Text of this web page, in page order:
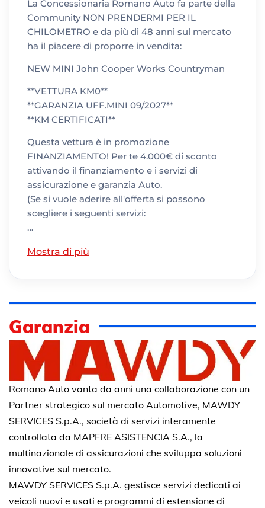
La Concessionaria Romano Auto fa parte della
Community NON PRENDERMI PER IL
CHILOMETRO e da più di 48 anni sul mercato
ha il piacere di proporre in vendita:
NEW MINI John Cooper Works Countryman
**VETTURA KM0**
**GARANZIA UFF.MINI 09/2027**
**KM CERTIFICATI**
Questa vettura è in promozione
FINANZIAMENTO! Per te 4.000€ di sconto
attivando il finanziamento e i servizi di
assicurazione e garanzia Auto.
(Se si vuole aderire all'offerta si possono
scegliere i seguenti servizi:
…
Mostra di più
Garanzia
Romano Auto vanta da anni una collaborazione con un
Partner strategico sul mercato Automotive, MAWDY
SERVICES S.p.A., società di servizi interamente
controllata da MAPFRE ASISTENCIA S.A., la
multinazionale di assicurazioni che sviluppa soluzioni
innovative sul mercato.
MAWDY SERVICES S.p.A. gestisce servizi dedicati ai
veicoli nuovi e usati e programmi di estensione di